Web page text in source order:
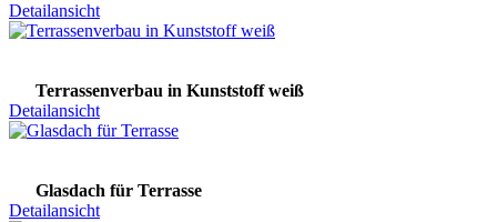
Detailansicht
Terrassenverbau in Kunststoff weiß
Detailansicht
Glasdach für Terrasse
Detailansicht